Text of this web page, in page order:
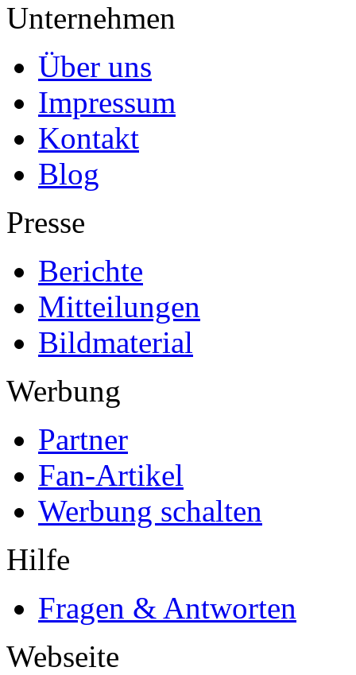
Unternehmen
Über uns
Impressum
Kontakt
Blog
Presse
Berichte
Mitteilungen
Bildmaterial
Werbung
Partner
Fan-Artikel
Werbung schalten
Hilfe
Fragen & Antworten
Webseite